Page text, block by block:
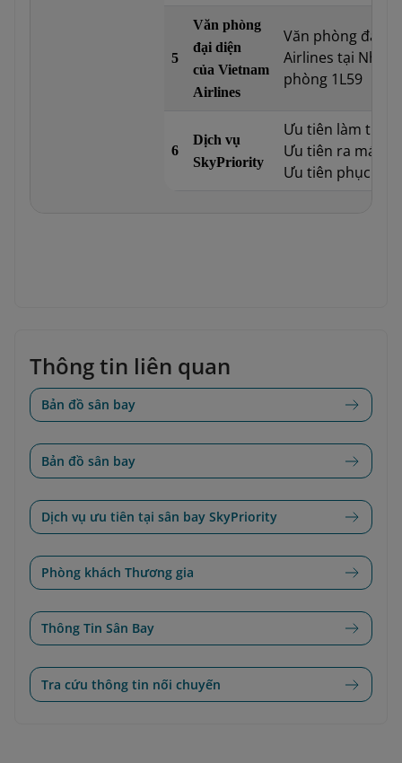
5
Văn phòng
đại diện
của Vietnam
Airlines
Văn phòng đại
Airlines tại Nhà
phòng 1L59
6
Dịch vụ
SkyPriority
Ưu tiên làm thủ
Ưu tiên ra máy
Ưu tiên phục vụ
Thông tin liên quan
Bản đồ sân bay
Bản đồ sân bay
Dịch vụ ưu tiên tại sân bay SkyPriority
Phòng khách Thương gia
Thông Tin Sân Bay
Tra cứu thông tin nối chuyến